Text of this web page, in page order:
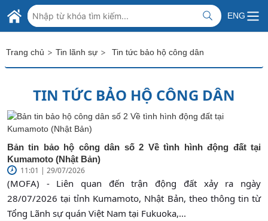
Skip to Main Content
BỘ NGOẠI GIAO VIỆT NAM
MINISTRY OF FOREIGN AFFAIRS
ENG
Trang chủ > Tin lãnh sự > Tin tức bảo hộ công dân
TIN TỨC BẢO HỘ CÔNG DÂN
Bản tin bảo hộ công dân số 2 Về tình hình động đất tại
Kumamoto (Nhật Bản)
11:01 | 29/07/2026
(MOFA) - Liên quan đến trận động đất xảy ra ngày
28/07/2026 tại tỉnh Kumamoto, Nhật Bản, theo thông tin từ
Tổng Lãnh sự quán Việt Nam tại Fukuoka,...